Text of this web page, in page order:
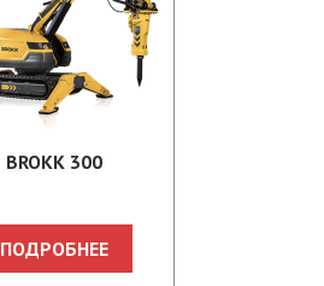
BROKK 300
ПОДРОБНЕЕ